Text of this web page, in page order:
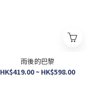
雨後的巴黎
HK$419.00 ~ HK$598.00